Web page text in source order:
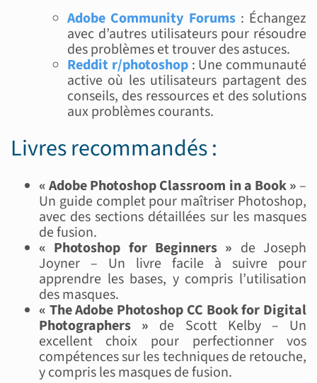
Adobe Community Forums: Échangez
avec d’autres utilisateurs pour résoudre
des problèmes et trouver des astuces.
Reddit r/photoshop: Une communauté
active où les utilisateurs partagent des
conseils, des ressources et des solutions
aux problèmes courants.
Livres recommandés :
« Adobe Photoshop Classroom in a Book » –
Un guide complet pour maîtriser Photoshop,
avec des sections détaillées sur les masques
de fusion.
« Photoshop for Beginners » de Joseph
Joyner – Un livre facile à suivre pour
apprendre les bases, y compris l’utilisation
des masques.
« The Adobe Photoshop CC Book for Digital
Photographers » de Scott Kelby – Un
excellent choix pour perfectionner vos
compétences sur les techniques de retouche,
y compris les masques de fusion.